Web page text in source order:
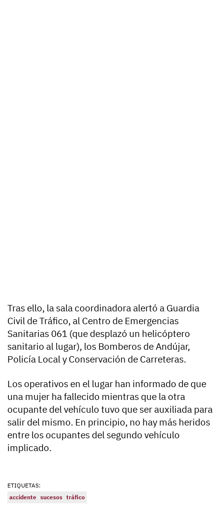
Tras ello, la sala coordinadora alertó a Guardia
Civil de Tráfico, al Centro de Emergencias
Sanitarias 061 (que desplazó un helicóptero
sanitario al lugar), los Bomberos de Andújar,
Policía Local y Conservación de Carreteras.
Los operativos en el lugar han informado de que
una mujer ha fallecido mientras que la otra
ocupante del vehículo tuvo que ser auxiliada para
salir del mismo. En principio, no hay más heridos
entre los ocupantes del segundo vehículo
implicado.
ETIQUETAS:
accidente sucesos tráfico